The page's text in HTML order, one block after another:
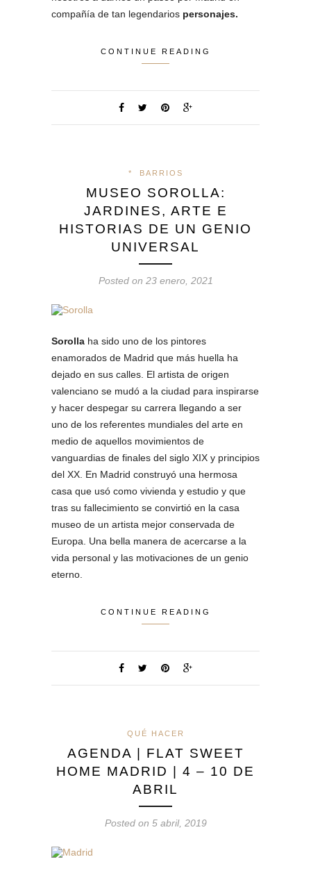
compañía de tan legendarios personajes.
CONTINUE READING
* BARRIOS
MUSEO SOROLLA:
JARDINES, ARTE E
HISTORIAS DE UN GENIO
UNIVERSAL
Posted on 23 enero, 2021
Sorolla ha sido uno de los pintores
enamorados de Madrid que más huella ha
dejado en sus calles. El artista de origen
valenciano se mudó a la ciudad para inspirarse
y hacer despegar su carrera llegando a ser
uno de los referentes mundiales del arte en
medio de aquellos movimientos de
vanguardias de finales del siglo XIX y principios
del XX. En Madrid construyó una hermosa
casa que usó como vivienda y estudio y que
tras su fallecimiento se convirtió en la casa
museo de un artista mejor conservada de
Europa. Una bella manera de acercarse a la
vida personal y las motivaciones de un genio
eterno.
CONTINUE READING
QUÉ HACER
AGENDA | FLAT SWEET
HOME MADRID | 4 – 10 DE
ABRIL
Posted on 5 abril, 2019